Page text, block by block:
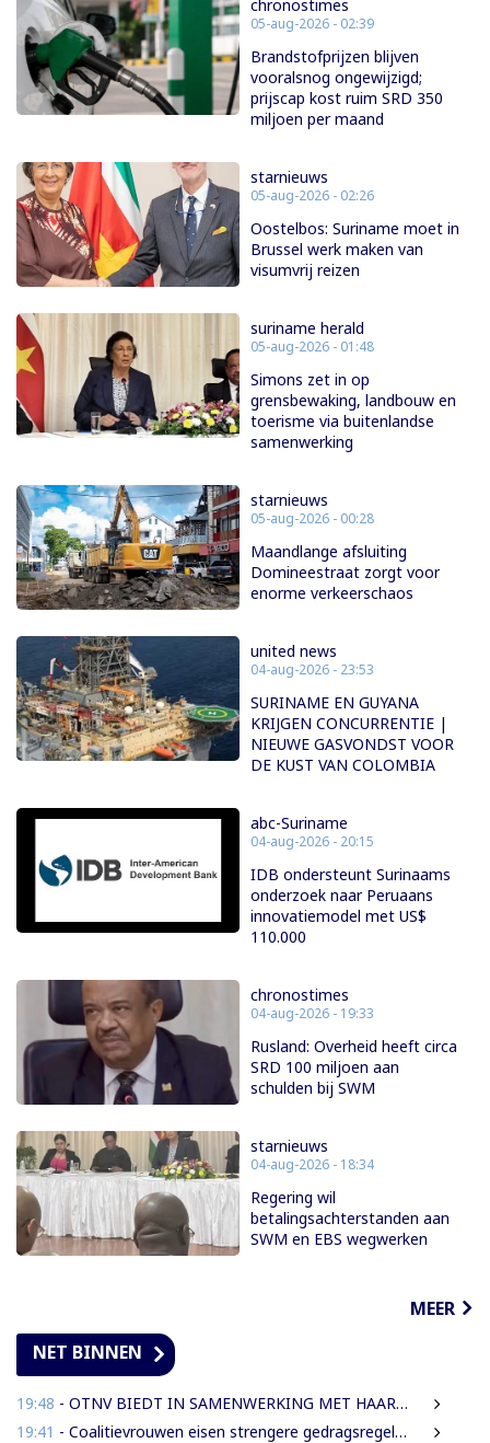
chronostimes
05-aug-2026 - 02:39
Brandstofprijzen blijven
vooralsnog ongewijzigd;
prijscap kost ruim SRD 350
miljoen per maand
starnieuws
05-aug-2026 - 02:26
Oostelbos: Suriname moet in
Brussel werk maken van
visumvrij reizen
suriname herald
05-aug-2026 - 01:48
Simons zet in op
grensbewaking, landbouw en
toerisme via buitenlandse
samenwerking
starnieuws
05-aug-2026 - 00:28
Maandlange afsluiting
Domineestraat zorgt voor
enorme verkeerschaos
united news
04-aug-2026 - 23:53
SURINAME EN GUYANA
KRIJGEN CONCURRENTIE |
NIEUWE GASVONDST VOOR
DE KUST VAN COLOMBIA
abc-Suriname
04-aug-2026 - 20:15
IDB ondersteunt Surinaams
onderzoek naar Peruaans
innovatiemodel met US$
110.000
chronostimes
04-aug-2026 - 19:33
Rusland: Overheid heeft circa
SRD 100 miljoen aan
schulden bij SWM
starnieuws
04-aug-2026 - 18:34
Regering wil
betalingsachterstanden aan
SWM en EBS wegwerken
MEER
NET BINNEN
19:48 - OTNV BIEDT IN SAMENWERKING MET HAAR INTERNATIONALE PARTNERS 200 GRATIS STUDIEBEURZEN AAN TECHNISCH TALENT
19:41 - Coalitievrouwen eisen strengere gedragsregels in DNA na uitspraak Van Samson